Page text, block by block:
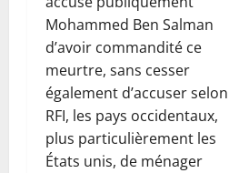
Mohammed Ben Salman
d’avoir commandité ce
meurtre, sans cesser
également d’accuser selon
RFI, les pays occidentaux,
plus particulièrement les
États unis, de ménager